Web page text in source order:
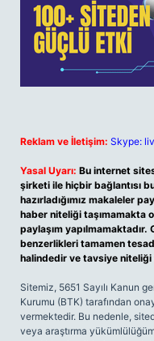
Reklam ve İletişim: Skype:
Yasal Uyarı: Bu internet
şirketi ile hiçbir bağlantısı
hazırladığımız makaleler
haber niteliği taşımamakta
paylaşım
benzerlikleri tamamen
halindedir ve tavsiye niteliği
Sitemiz, 5651 Sayılı Kanun
Kurumu (BTK) tarafından
vermektedir. Bu nedenle,
veya araştırma